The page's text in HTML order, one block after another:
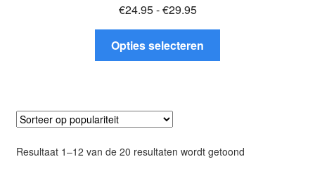
€24.95-€29.95Prijsklasse:
€24.95
tot
€29.95
Opties selecteren
kan
Resultaat 1–12 van de 20 resultaten wordt getoondGesorteerd